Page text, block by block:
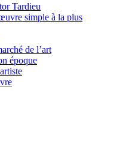
Tardieu
simple à la plus
de l’art
époque